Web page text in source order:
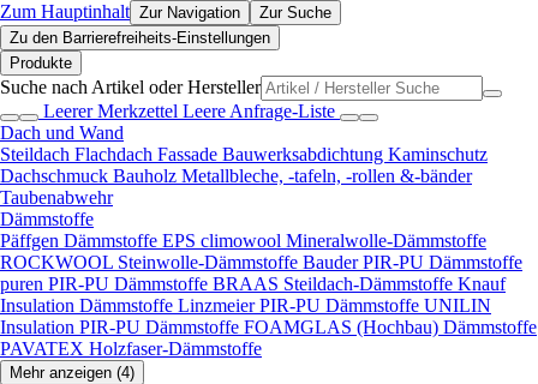
Zum Hauptinhalt Zur Navigation
Zur Suche
Zu den Barrierefreiheits-Einstellungen
Produkte
Suche nach Artikel oder Hersteller
Leerer Merkzettel Leere Anfrage-Liste
Dach und Wand
Steildach Flachdach Fassade Bauwerksabdichtung Kaminschutz
Dachschmuck Bauholz Metallbleche, -tafeln, -rollen &-bänder
Taubenabwehr
Dämmstoffe
Päffgen Dämmstoffe EPS climowool Mineralwolle-Dämmstoffe
ROCKWOOL Steinwolle-Dämmstoffe Bauder PIR-PU Dämmstoffe
puren PIR-PU Dämmstoffe BRAAS Steildach-Dämmstoffe Knauf
Insulation Dämmstoffe Linzmeier PIR-PU Dämmstoffe UNILIN
Insulation PIR-PU Dämmstoffe FOAMGLAS (Hochbau) Dämmstoffe
PAVATEX Holzfaser-Dämmstoffe
Mehr anzeigen (4)